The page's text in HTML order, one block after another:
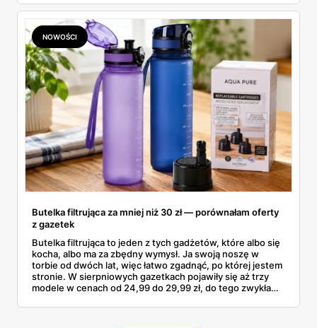
znalazłam, z cenami i terminami.
NOWOŚCI
Butelka filtrująca za mniej niż 30 zł — porównałam oferty
z gazetek
Butelka filtrująca to jeden z tych gadżetów, które albo się
kocha, albo ma za zbędny wymysł. Ja swoją noszę w
torbie od dwóch lat, więc łatwo zgadnąć, po której jestem
stronie. W sierpniowych gazetkach pojawiły się aż trzy
modele w cenach od 24,99 do 29,99 zł, do tego zwykła
wszystkie oferty i policzyłam, kiedy taki zakup faktycznie